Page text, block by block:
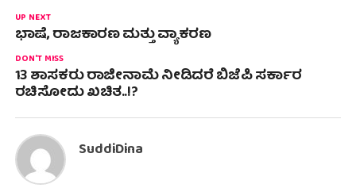
UP NEXT
ಭಾಷೆ, ರಾಜಕಾರಣ ಮತ್ತು ವ್ಯಾಕರಣ
DON'T MISS
13 ಶಾಸಕರು ರಾಜೀನಾಮೆ ನೀಡಿದರೆ ಬಿಜೆಪಿ ಸರ್ಕಾರ
ರಚಿಸೋದು ಖಚಿತ..!?
SuddiDina